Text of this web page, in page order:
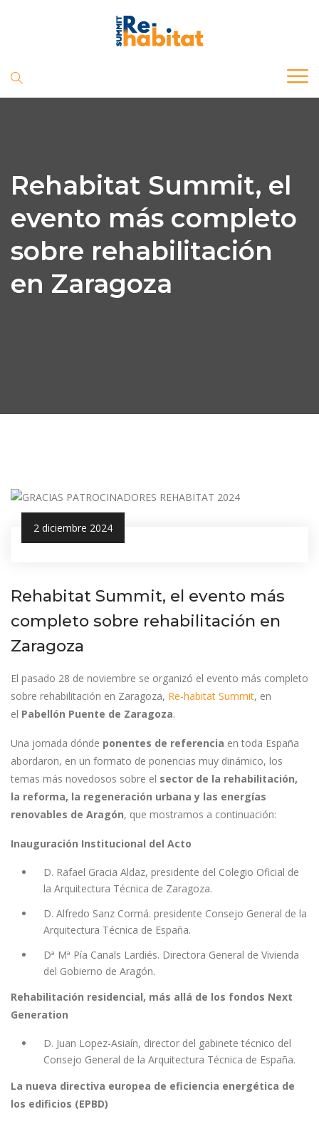
Rehabitat Summit, el
evento más completo
sobre rehabilitación
en Zaragoza
2 diciembre 2024
Rehabitat Summit, el evento más
completo sobre rehabilitación en
Zaragoza
El pasado 28 de noviembre se organizó el evento más completo
sobre rehabilitación en Zaragoza, Re-habitat Summit, en
el Pabellón Puente de Zaragoza.
Una jornada dónde ponentes de referencia en toda España
abordaron, en un formato de ponencias muy dinámico, los
temas más novedosos sobre el sector de la rehabilitación,
la reforma, la regeneración urbana y las energías
renovables de Aragón, que mostramos a continuación:
Inauguración Institucional del Acto
D. Rafael Gracia Aldaz, presidente del Colegio Oficial de
la Arquitectura Técnica de Zaragoza.
D. Alfredo Sanz Cormá. presidente Consejo General de la
Arquitectura Técnica de España.
Dª Mª Pía Canals Lardiés. Directora General de Vivienda
del Gobierno de Aragón.
Rehabilitación residencial, más allá de los fondos Next
Generation
D. Juan Lopez-Asiaín, director del gabinete técnico del
Consejo General de la Arquitectura Técnica de España.
La nueva directiva europea de eficiencia energética de
los edificios (EPBD)